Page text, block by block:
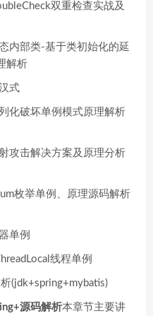
双重检查实战及
内部类-基于类初始化的延
解析
式
化破坏单例模式原理解析
攻击解决方案及原理分析
枚举单例、原理源码解析
单例
线程单例
(jdk+spring+mybatis)
源码解析本章节主要讲